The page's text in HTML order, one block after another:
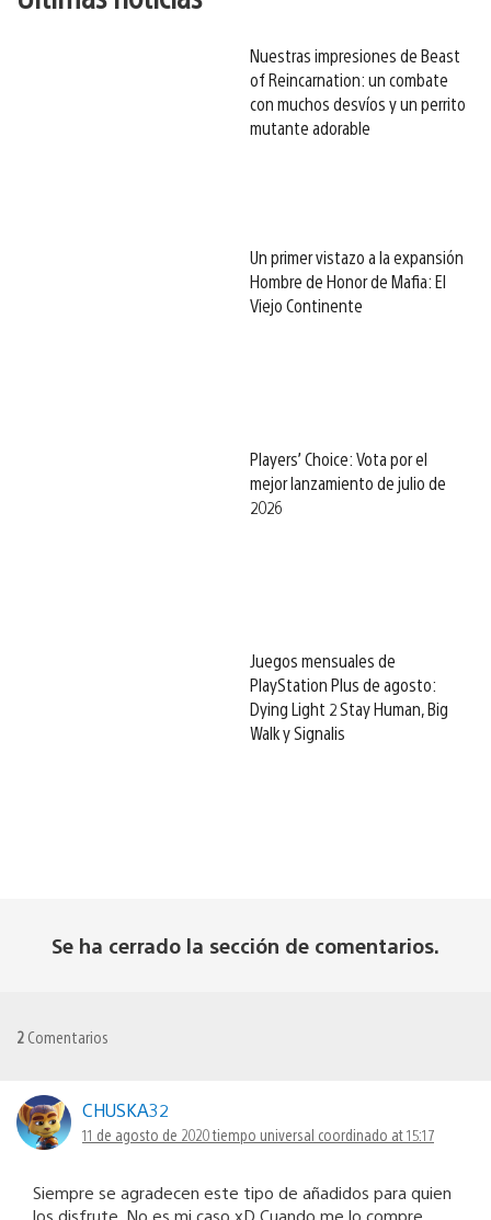
Nuestras impresiones de Beast
of Reincarnation: un combate
con muchos desvíos y un perrito
mutante adorable
Un primer vistazo a la expansión
Hombre de Honor de Mafia: El
Viejo Continente
Players’ Choice: Vota por el
mejor lanzamiento de julio de
2026
Juegos mensuales de
PlayStation Plus de agosto:
Dying Light 2 Stay Human, Big
Walk y Signalis
Se ha cerrado la sección de comentarios.
2 Comentarios
CHUSKA32
11 de agosto de 2020 tiempo universal coordinado at 15:17
Siempre se agradecen este tipo de añadidos para quien
los disfrute. No es mi caso xD Cuando me lo compre